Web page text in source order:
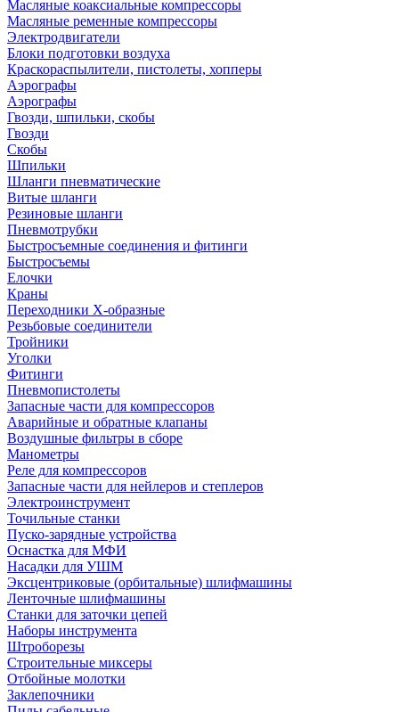
Масляные коаксиальные компрессоры
Масляные ременные компрессоры
Электродвигатели
Блоки подготовки воздуха
Краскораспылители, пистолеты, хопперы
Аэрографы
Аэрографы
Гвозди, шпильки, скобы
Гвозди
Скобы
Шпильки
Шланги пневматические
Витые шланги
Резиновые шланги
Пневмотрубки
Быстросъемные соединения и фитинги
Быстросъемы
Елочки
Краны
Переходники Х-образные
Резьбовые соединители
Тройники
Уголки
Фитинги
Пневмопистолеты
Запасные части для компрессоров
Аварийные и обратные клапаны
Воздушные фильтры в сборе
Манометры
Реле для компрессоров
Запасные части для нейлеров и степлеров
Электроинструмент
Точильные станки
Пуско-зарядные устройства
Оснастка для МФИ
Насадки для УШМ
Эксцентриковые (орбитальные) шлифмашины
Ленточные шлифмашины
Станки для заточки цепей
Наборы инструмента
Штроборезы
Строительные миксеры
Отбойные молотки
Заклепочники